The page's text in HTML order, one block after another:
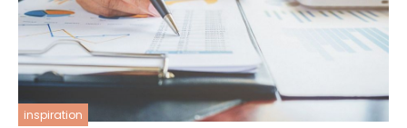
inspiration